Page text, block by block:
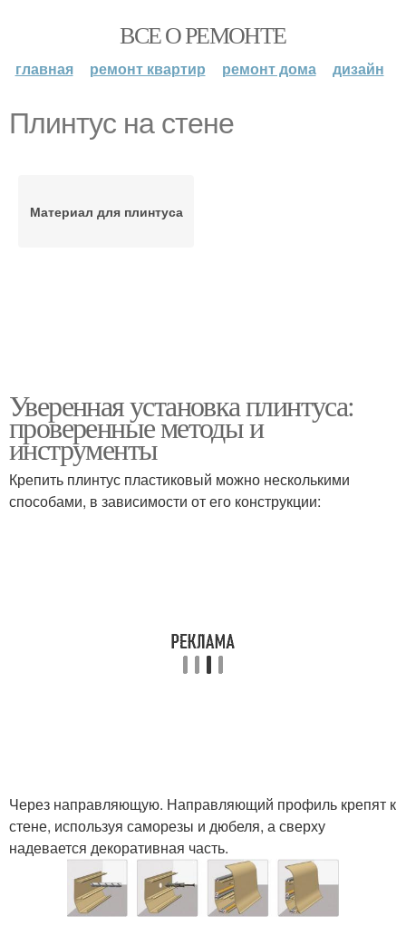
ВСЕ О РЕМОНТЕ
главная ремонт квартир ремонт дома дизайн
Плинтус на стене
Материал для плинтуса
Уверенная установка плинтуса:
проверенные методы и
инструменты
Крепить плинтус пластиковый можно несколькими
способами, в зависимости от его конструкции:
Через направляющую. Направляющий профиль крепят к
стене, используя саморезы и дюбеля, а сверху
надевается декоративная часть.